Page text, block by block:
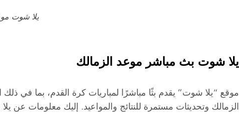
يلا شوت
يلا شوت بث مباشر موعد الزمالك
موقع “يلا شوت” يقدم بثًا مباشرًا لمباريات كرة القدم، بما في
الزمالك وتحديثات مستمرة للنتائج والمواعيد. إليك معلومات عن